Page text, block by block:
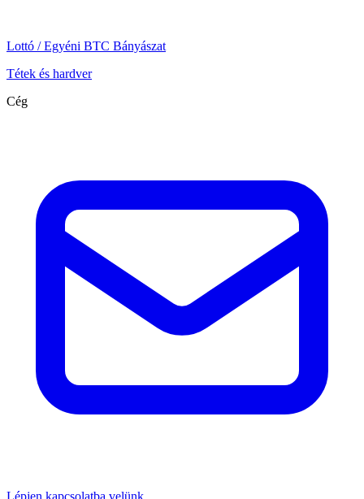
Lottó / Egyéni BTC Bányászat
Tétek és hardver
Cég
Lépjen kapcsolatba velünk